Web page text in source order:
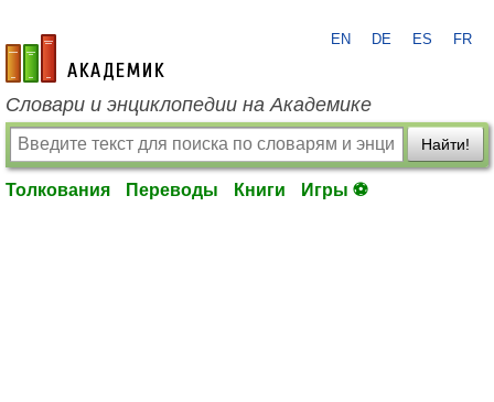
academic.ru
EN DE ES FR
Словари и энциклопедии на Академике
Найти!
Толкования Переводы Книги Игры ⚽